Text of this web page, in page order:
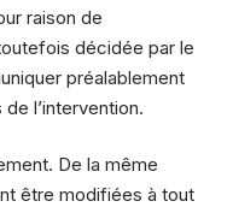
raison de
décidée par le
préalablement
l’intervention.
De la même
être modifiées à tout